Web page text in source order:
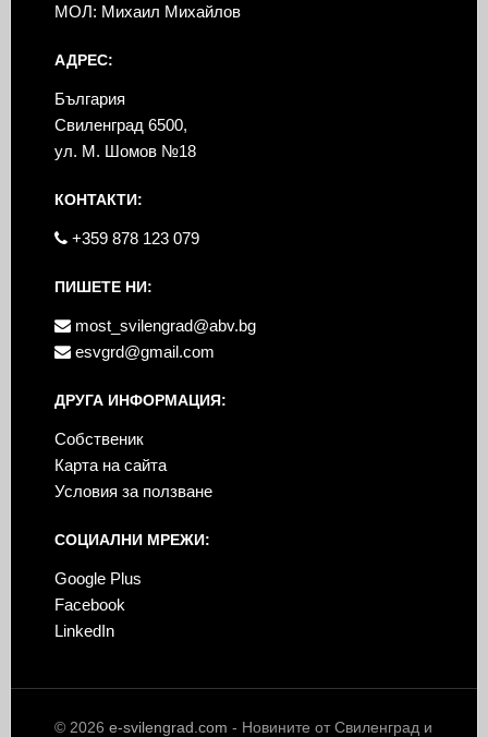
МОЛ: Михаил Михайлов
АДРЕС:
България
Свиленград 6500,
ул. М. Шомов №18
КОНТАКТИ:
+359 878 123 079
ПИШЕТЕ НИ:
most_svilengrad@abv.bg
esvgrd@gmail.com
ДРУГА ИНФОРМАЦИЯ:
Собственик
Карта на сайта
Условия за ползване
СОЦИАЛНИ МРЕЖИ:
Google Plus
Facebook
LinkedIn
© 2026e-svilengrad.com - Новините от Свиленград и